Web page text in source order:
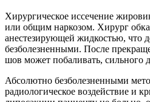
Хирургическое иссечение
или общим наркозом. Хирург
анестезирующей жидкостью, что
безболезненными. После
шов может побаливать, сильного
Абсолютно безболезненными
радиологическое воздействие и